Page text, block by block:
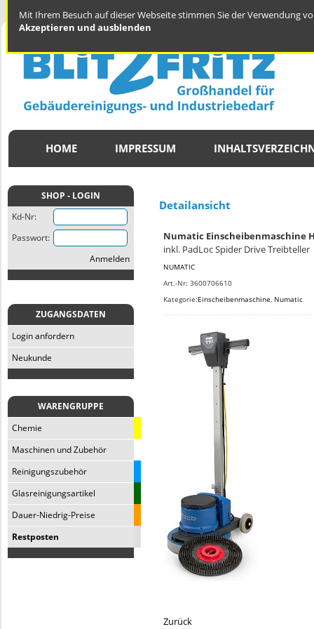
Mit Ihrem Besuch auf dieser Webseite stimmen Sie der Verwendung
Akzeptieren und ausblenden
HOME IMPRESSUM
SHOP - LOGIN
Kd-Nr:
Passwort:
Anmelden
ZUGANGSDATEN
Login anfordern
Neukunde
WARENGRUPPE
Chemie
Maschinen und Zubehör
Reinigungszubehör
Glasreinigungsartikel
Dauer-Niedrig-Preise
Restposten
Detailansicht
Numatic Einscheibenmaschine
inkl. PadLoc Spider Drive Treibteller
NUMATIC
Art.-Nr: 3600706610
Kategorie:Einscheibenmaschine, Numatic
Zurück